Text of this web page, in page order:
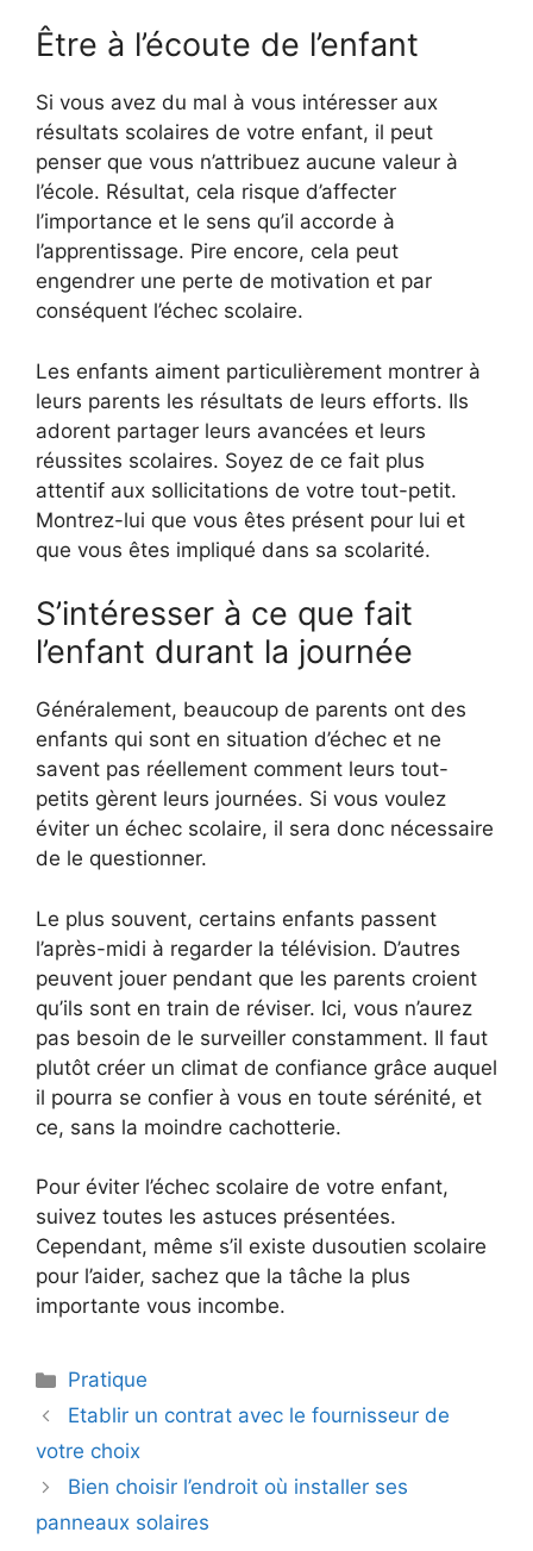
Être à l’écoute de l’enfant
Si vous avez du mal à vous intéresser aux
résultats scolaires de votre enfant, il peut
penser que vous n’attribuez aucune valeur à
l’école. Résultat, cela risque d’affecter
l’importance et le sens qu’il accorde à
l’apprentissage. Pire encore, cela peut
engendrer une perte de motivation et par
conséquent l’échec scolaire.
Les enfants aiment particulièrement montrer à
leurs parents les résultats de leurs efforts. Ils
adorent partager leurs avancées et leurs
réussites scolaires. Soyez de ce fait plus
attentif aux sollicitations de votre tout-petit.
Montrez-lui que vous êtes présent pour lui et
que vous êtes impliqué dans sa scolarité.
S’intéresser à ce que fait
l’enfant durant la journée
Généralement, beaucoup de parents ont des
enfants qui sont en situation d’échec et ne
savent pas réellement comment leurs tout-
petits gèrent leurs journées. Si vous voulez
éviter un échec scolaire, il sera donc nécessaire
de le questionner.
Le plus souvent, certains enfants passent
l’après-midi à regarder la télévision. D’autres
peuvent jouer pendant que les parents croient
qu’ils sont en train de réviser. Ici, vous n’aurez
pas besoin de le surveiller constamment. Il faut
plutôt créer un climat de confiance grâce auquel
il pourra se confier à vous en toute sérénité, et
ce, sans la moindre cachotterie.
Pour éviter l’échec scolaire de votre enfant,
suivez toutes les astuces présentées.
Cependant, même s’il existe dusoutien scolaire
pour l’aider, sachez que la tâche la plus
importante vous incombe.
Catégories
Pratique
Etablir un contrat avec le fournisseur de
votre choix
Bien choisir l’endroit où installer ses
panneaux solaires